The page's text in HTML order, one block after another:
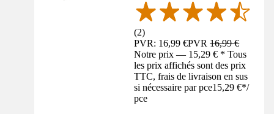
(2)
PVR: 16,99 €PVR16,99 €
Notre prix — 15,29 € * Tous
les prix affichés sont des prix
TTC, frais de livraison en sus
si nécessaire par pce15,29 €*/
pce